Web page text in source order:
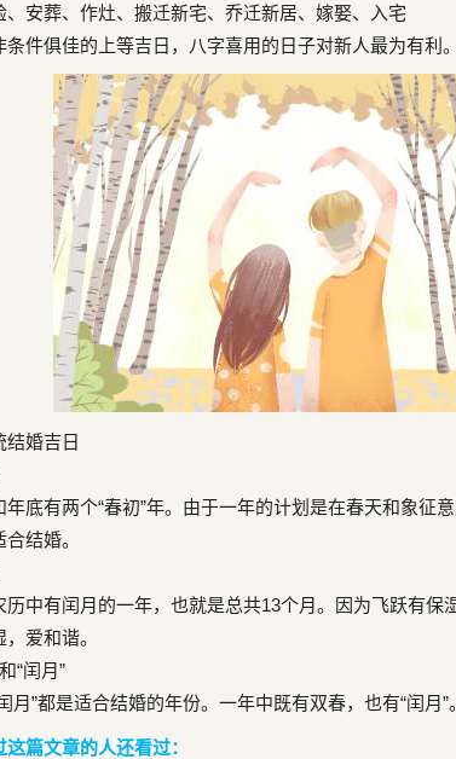
葬、作灶、搬迁新宅、乔迁新居、嫁娶、入宅
俱佳的上等吉日，八字喜用的日子对新人最为有利。
婚吉日
有两个“春初”年。由于一年的计划是在春天和象征
结婚。
有闰月的一年，也就是总共13个月。因为飞跃有保
爱和谐。
闰月”
”都是适合结婚的年份。一年中既有双春，也有“闰月”。
这篇文章的人还看过：